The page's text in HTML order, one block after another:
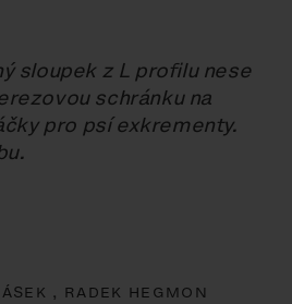
sloupek z L profilu nese
schránku na
pro psí exkrementy.
, RADEK HEGMON